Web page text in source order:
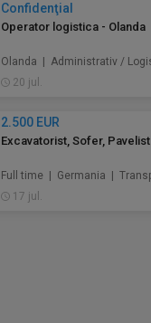
Confidenţial
Operator logistica - Olanda
20 jul.
2.500 EUR
Excavatorist, Sofer, Pavelist
17 jul.